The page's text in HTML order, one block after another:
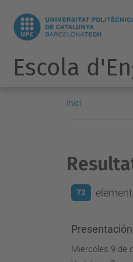
Escola
Inici
72
Miércoles 9 de